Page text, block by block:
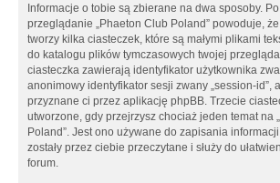
Informacje o tobie są zbierane na dwa sposoby.
przeglądanie „Phaeton Club Poland” powoduje,
tworzy kilka ciasteczek, które są małymi plikami
do katalogu plików tymczasowych twojej
ciasteczka zawierają identyfikator użytkownika
anonimowy identyfikator sesji zwany „session-id”,
przyznane ci przez aplikację phpBB. Trzecie
utworzone, gdy przejrzysz chociaż jeden temat na
Poland”. Jest ono używane do zapisania
zostały przez ciebie przeczytane i służy do
forum.